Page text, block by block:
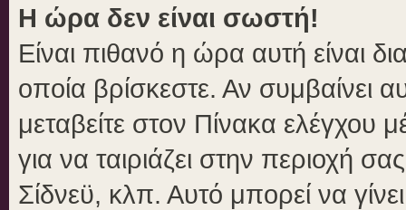
Η ώρα δεν είναι σωστή!
Είναι πιθανό η ώρα αυτή είναι
οποία βρίσκεστε. Αν συμβαίνει
μεταβείτε στον Πίνακα ελέγχου
για να ταιριάζει στην περιοχή
Σίδνεϋ, κλπ. Αυτό μπορεί να